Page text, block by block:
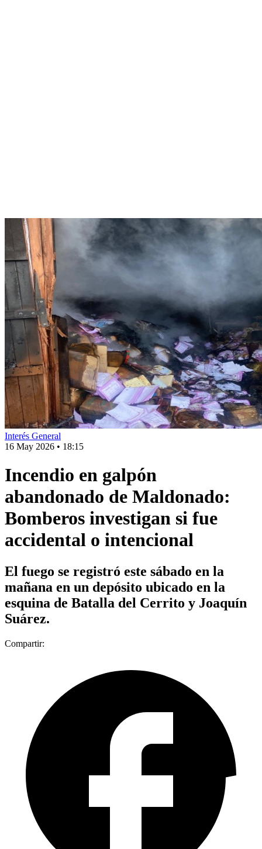
Interés General
16 May 2026 • 18:15
Incendio en galpón
abandonado de Maldonado:
Bomberos investigan si fue
accidental o intencional
El fuego se registró este sábado en la
mañana en un depósito ubicado en la
esquina de Batalla del Cerrito y Joaquín
Suárez.
Compartir: